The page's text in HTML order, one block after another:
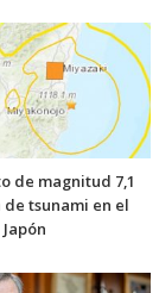
de magnitud 7,1
tsunami en el